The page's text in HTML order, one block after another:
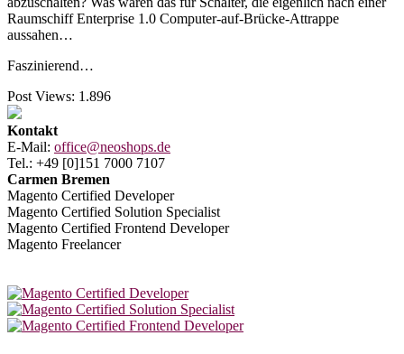
Raumschiff Enterprise 1.0 Computer-auf-Brücke-Attrappe
aussahen…
Faszinierend…
Post Views: 1.896
Kontakt
E-Mail: office@neoshops.de
Tel.: +49 [0]151 7000 7107
Carmen Bremen
Magento Certified Developer
Magento Certified Solution Specialist
Magento Certified Frontend Developer
Magento Freelancer